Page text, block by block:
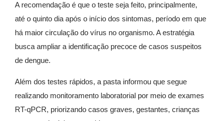
A recomendação é que o teste seja feito, principalmente,
até o quinto dia após o início dos sintomas, período em que
há maior circulação do vírus no organismo. A estratégia
busca ampliar a identificação precoce de casos suspeitos
de dengue.
Além dos testes rápidos, a pasta informou que segue
realizando monitoramento laboratorial por meio de exames
RT-qPCR, priorizando casos graves, gestantes, crianças